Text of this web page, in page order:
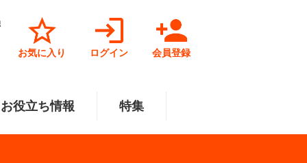
お気に入り ログイン 会員登録
お役立ち情報 特集